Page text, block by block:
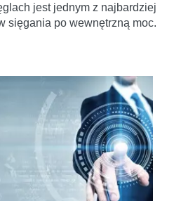
jest jednym z najbardziej
sięgania po wewnętrzną moc.